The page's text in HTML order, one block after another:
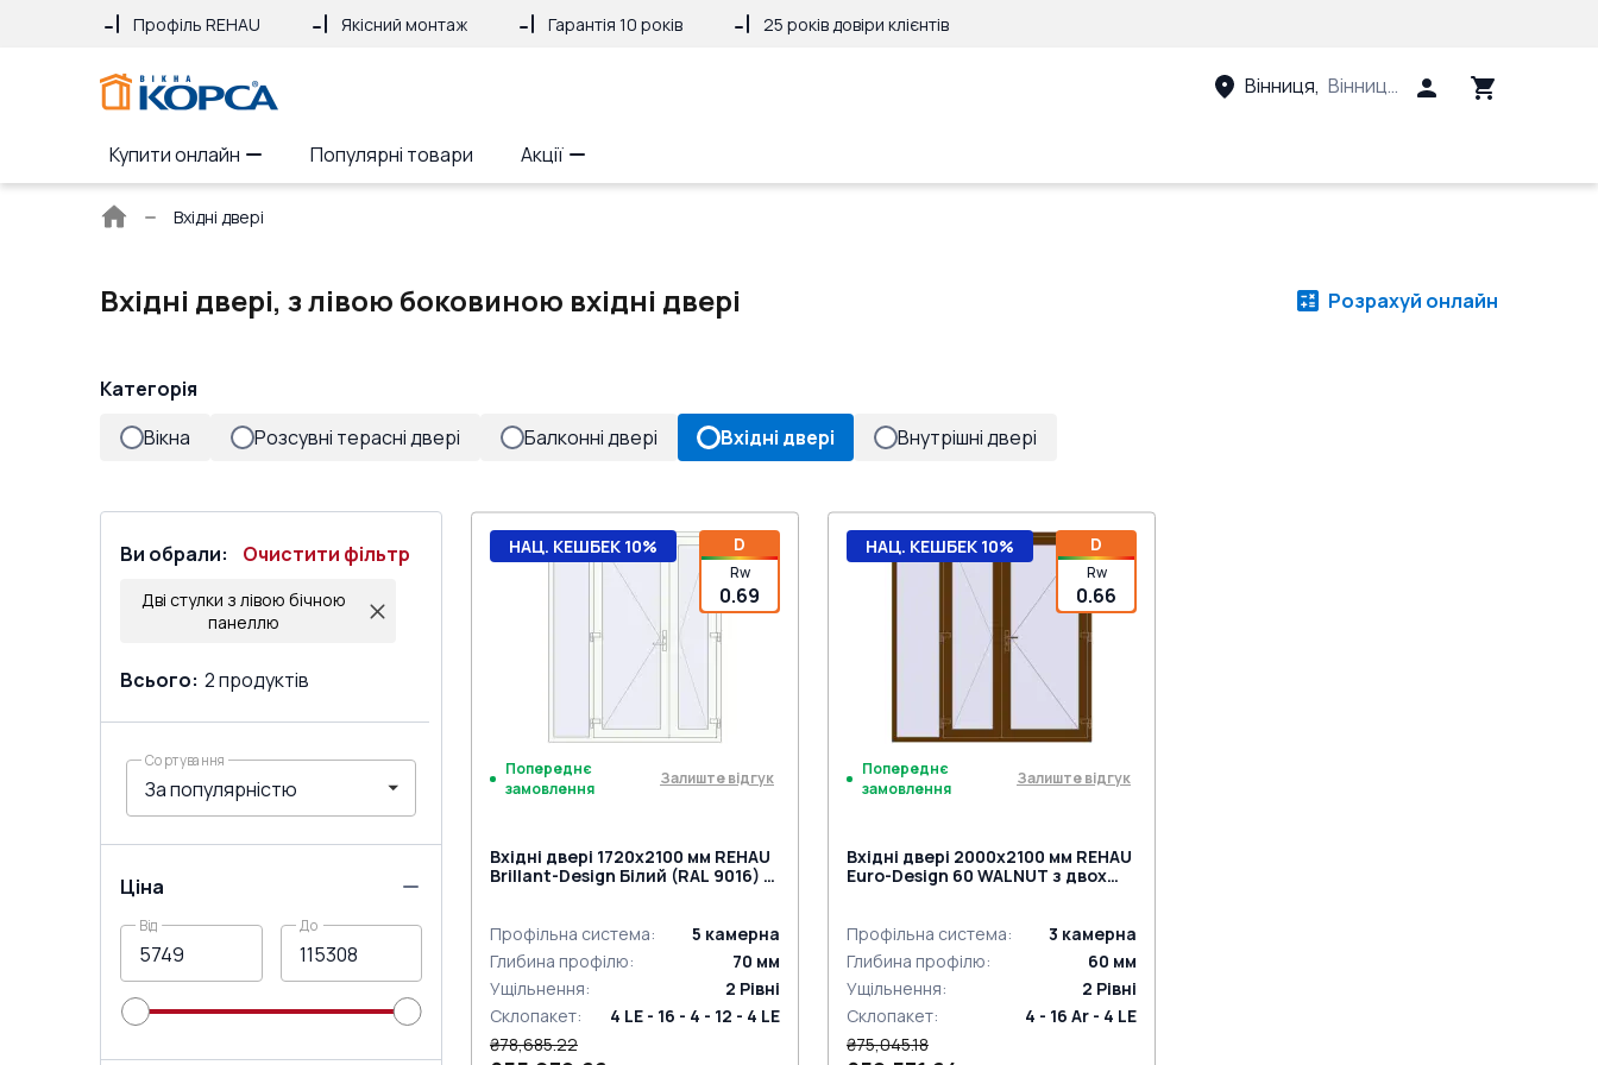
Профіль REHAU Якісний монтаж Гарантія 10 років 25 років довіри клієнтів
Вінниця, Вінницький район, Вінницька
Купити онлайн Популярні товари Акції
Головна
Вхідні двері
Вхідні двері, з лівою боковиною вхідні двері Розрахуй онлайн
Категорія
Вікна
Розсувні терасні двері Балконні двері Вхідні двері Внутрішні двері
Ви обрали: Очистити фільтр
Дві стулки з лівою бічною
панеллю
Всього: 2продуктів
Сортування
Ціна
Від До
D
Rw
0.69
НАЦ. КЕШБЕК 10%
Попереднє
замовлення
Залиште відгук
Вхідні двері 1720x2100 мм REHAU
Brillant-Design Білий (RAL 9016) з
Профільна система: 5 камерна
Глибина профілю: 70 мм
Ущільнення: 2 Рівні
Склопакет:
4 LE - 16 - 4 - 12 - 4 LE
₴78,685.22
D
Rw
0.66
НАЦ. КЕШБЕК 10%
Попереднє
замовлення
Залиште відгук
Вхідні двері 2000x2100 мм REHAU
Euro-Design 60 WALNUT з двох
Профільна система: 3 камерна
Глибина профілю: 60 мм
Ущільнення: 2 Рівні
Склопакет:
4 - 16 Ar - 4 LE
₴75,045.18